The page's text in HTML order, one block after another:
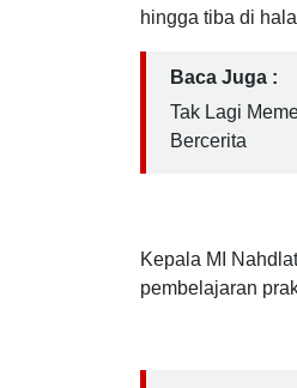
hingga tiba di
Baca Juga :